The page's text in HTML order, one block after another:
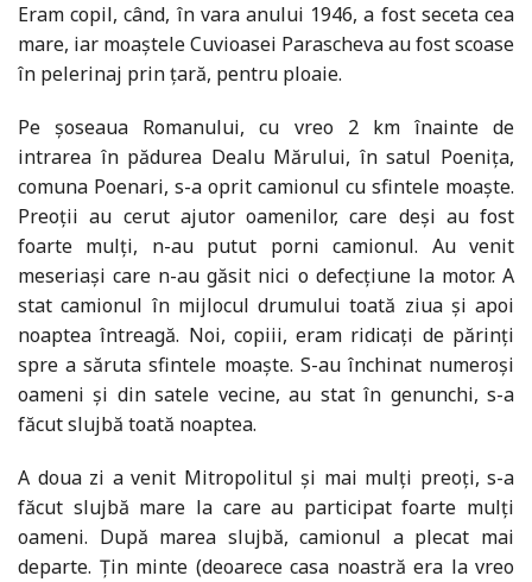
Eram copil, când, în vara anului 1946, a fost seceta cea
mare, iar moaștele Cuvioasei Parascheva au fost scoase
în pelerinaj prin țară, pentru ploaie.
Pe șoseaua Romanului, cu vreo 2 km înainte de
intrarea în pădurea Dealu Mărului, în satul Poenița,
comuna Poenari, s-a oprit camionul cu sfintele moaște.
Preoții au cerut ajutor oamenilor, care deși au fost
foarte mulți, n-au putut porni camionul. Au venit
meseriași care n-au găsit nici o defecțiune la motor. A
stat camionul în mijlocul drumului toată ziua și apoi
noaptea întreagă. Noi, copiii, eram ridicați de părinți
spre a săruta sfintele moaște. S-au închinat numeroși
oameni și din satele vecine, au stat în genunchi, s-a
făcut slujbă toată noaptea.
A doua zi a venit Mitropolitul și mai mulți preoți, s-a
făcut slujbă mare la care au participat foarte mulți
oameni. După marea slujbă, camionul a plecat mai
departe. Țin minte (deoarece casa noastră era la vreo